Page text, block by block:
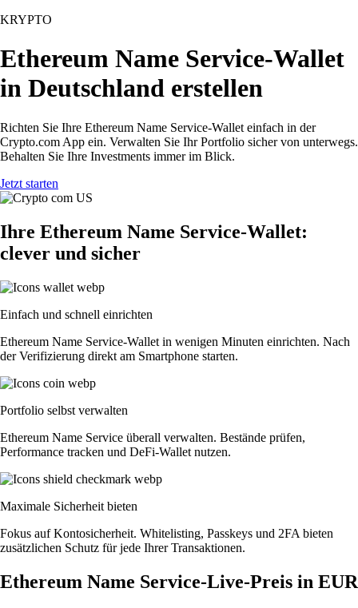
KRYPTO
Ethereum Name Service-Wallet
in Deutschland erstellen
Richten Sie Ihre Ethereum Name Service-Wallet einfach in der
Crypto.com App ein. Verwalten Sie Ihr Portfolio sicher von unterwegs.
Behalten Sie Ihre Investments immer im Blick.
Jetzt starten
Ihre Ethereum Name Service-Wallet:
clever und sicher
Einfach und schnell einrichten
Ethereum Name Service-Wallet in wenigen Minuten einrichten. Nach
der Verifizierung direkt am Smartphone starten.
Portfolio selbst verwalten
Ethereum Name Service überall verwalten. Bestände prüfen,
Performance tracken und DeFi-Wallet nutzen.
Maximale Sicherheit bieten
Fokus auf Kontosicherheit. Whitelisting, Passkeys und 2FA bieten
zusätzlichen Schutz für jede Ihrer Transaktionen.
Ethereum Name Service-Live-Preis in EUR